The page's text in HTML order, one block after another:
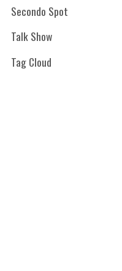
Secondo Spot
Talk Show
Tag Cloud